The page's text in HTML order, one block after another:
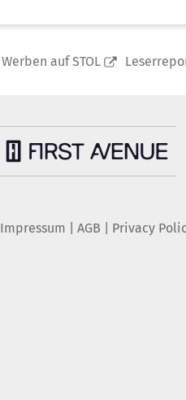
Werben auf STOL
Impressum AGB Privacy